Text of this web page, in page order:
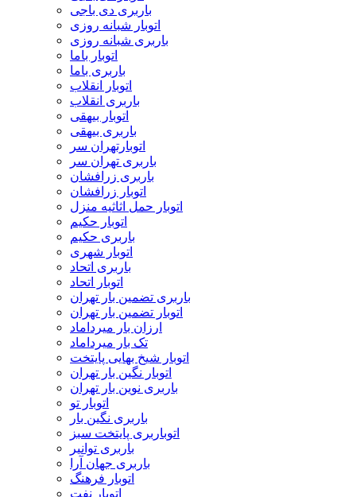
باربری دی باجی
اتوبار شبانه روزی
باربری شبانه روزی
اتوبار باما
باربری باما
اتوبار انقلاب
باربری انقلاب
اتوبار بیهقی
باربری بیهقی
اتوبارتهران سر
باربری تهران سر
باربری زرافشان
اتوبار زرافشان
اتوبار حمل اثاثیه منزل
اتوبار حکیم
باربری حکیم
اتوبار شهری
باربری اتحاد
اتوبار اتحاد
باربری تضمین بار تهران
اتوبار تضمین بار تهران
ارزان بار میرداماد
تک بار میرداماد
اتوبار شیخ بهایی پایتخت
اتوبار نگین بار تهران
باربری نوین بار تهران
اتوبار تو
باربری نگین بار
اتوباربری پایتخت سبز
باربری توانیر
باربری جهان آرا
اتوبار فرهنگ
اتوبار نفت